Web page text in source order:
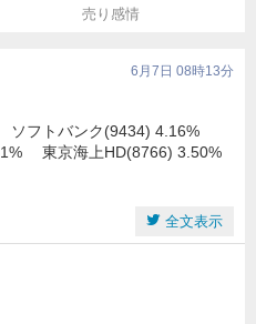
売り感情
6月7日 08時13分
ソフトバンク(9434) 4.16%
東京海上HD(8766) 3.50%
全文表示